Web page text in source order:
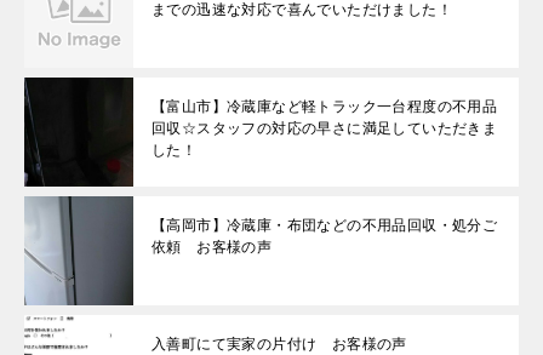
までの迅速な対応で喜んでいただけました！
【富山市】冷蔵庫など軽トラック一台程度の不用品
回収☆スタッフの対応の早さに満足していただきま
した！
【高岡市】冷蔵庫・布団などの不用品回収・処分ご
依頼 お客様の声
入善町にて実家の片付け お客様の声